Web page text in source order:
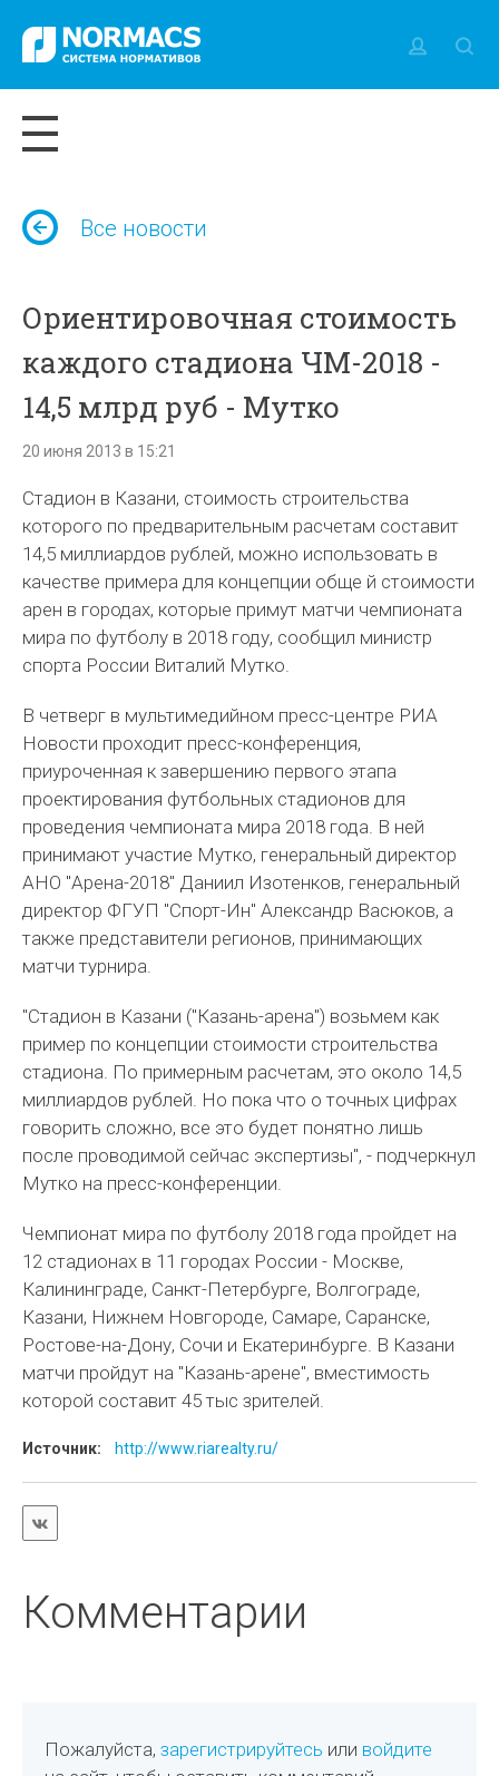
Все новости
Ориентировочная стоимость
каждого стадиона ЧМ-2018 -
14,5 млрд руб - Мутко
20 июня 2013 в 15:21
Стадион в Казани, стоимость строительства
которого по предварительным расчетам составит
14,5 миллиардов рублей, можно использовать в
качестве примера для концепции обще й стоимости
арен в городах, которые примут матчи чемпионата
мира по футболу в 2018 году, сообщил министр
спорта России Виталий Мутко.
В четверг в мультимедийном пресс-центре РИА
Новости проходит пресс-конференция,
приуроченная к завершению первого этапа
проектирования футбольных стадионов для
проведения чемпионата мира 2018 года. В ней
принимают участие Мутко, генеральный директор
АНО "Арена-2018" Даниил Изотенков, генеральный
директор ФГУП "Спорт-Ин" Александр Васюков, а
также представители регионов, принимающих
матчи турнира.
"Стадион в Казани ("Казань-арена") возьмем как
пример по концепции стоимости строительства
стадиона. По примерным расчетам, это около 14,5
миллиардов рублей. Но пока что о точных цифрах
говорить сложно, все это будет понятно лишь
после проводимой сейчас экспертизы", - подчеркнул
Мутко на пресс-конференции.
Чемпионат мира по футболу 2018 года пройдет на
12 стадионах в 11 городах России - Москве,
Калининграде, Санкт-Петербурге, Волгограде,
Казани, Нижнем Новгороде, Самаре, Саранске,
Ростове-на-Дону, Сочи и Екатеринбурге. В Казани
матчи пройдут на "Казань-арене", вместимость
которой составит 45 тыс зрителей.
Источник: http://www.riarealty.ru/
Комментарии
Пожалуйста,зарегистрируйтесь или войдите